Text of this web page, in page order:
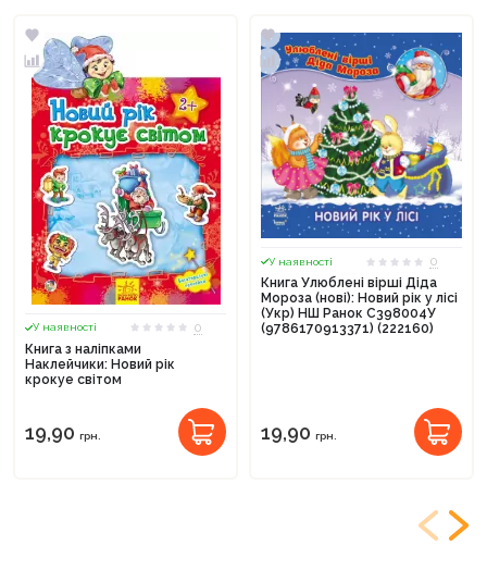
У наявності
0
Книга з наліпками
Наклейчики: Новий рік
крокуе світом
19,90 грн.
У наявності
0
Книга Улюблені вірші Діда
Мороза (нові): Новий рік у лісі
(Укр) НШ Ранок С398004У
(9786170913371) (222160)
19,90 грн.